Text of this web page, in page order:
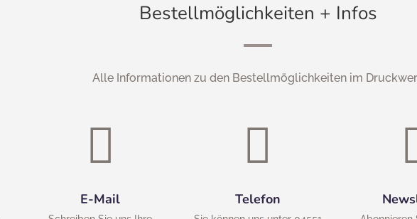
Bestellmöglichkeiten + Infos
Alle Informationen zu den Bestellmöglichkeiten im

E-Mail

Telefon